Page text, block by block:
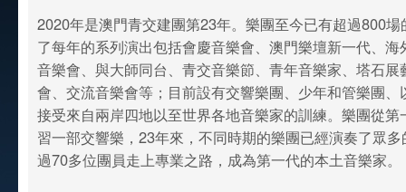
2020年是澳門青交建團第23年。樂團至今已有超過800
了每年的系列演出包括會慶音樂會、澳門樂壇新一代、
音樂會、與大師同台、青交音樂節、青年音樂家、塔石展
會、交流音樂會等；目前設有交響樂團、少年和管樂團、
接受來自兩岸四地以至世界各地音樂家的訓練。樂團從第
習一部交響樂，23年來，不同時期的樂團已經演奏了眾
過70多位團員走上專業之路，成為第一代的本土音樂家。